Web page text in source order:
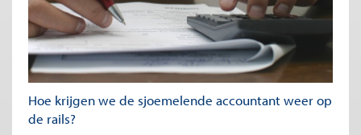
Hoe krijgen we de sjoemelende accountant weer op
de rails?